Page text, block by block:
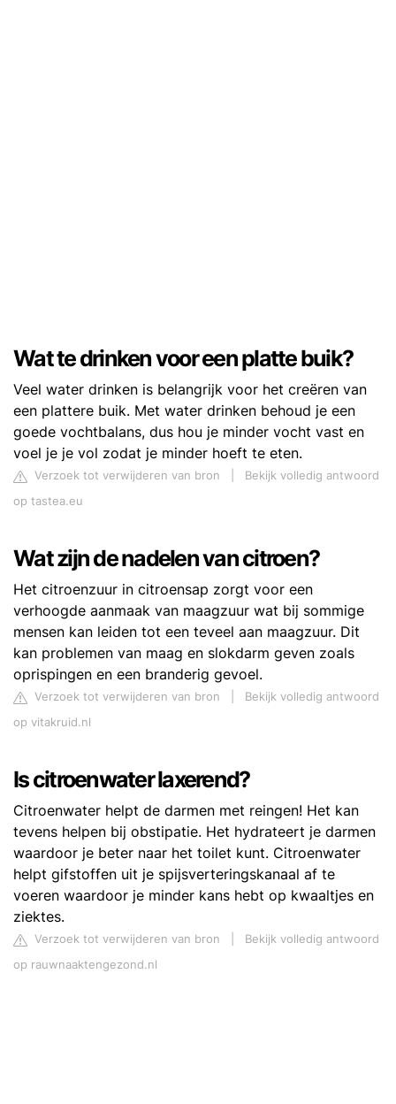
Wat te drinken voor een platte buik?
Veel water drinken is belangrijk voor het creëren van
een plattere buik. Met water drinken behoud je een
goede vochtbalans, dus hou je minder vocht vast en
voel je je vol zodat je minder hoeft te eten.
Verzoek tot verwijderen van bron
Bekijk volledig antwoord
op tastea.eu
Wat zijn de nadelen van citroen?
Het citroenzuur in citroensap zorgt voor een
verhoogde aanmaak van maagzuur wat bij sommige
mensen kan leiden tot een teveel aan maagzuur. Dit
kan problemen van maag en slokdarm geven zoals
oprispingen en een branderig gevoel.
Verzoek tot verwijderen van bron
Bekijk volledig antwoord
op vitakruid.nl
Is citroenwater laxerend?
Citroenwater helpt de darmen met reingen! Het kan
tevens helpen bij obstipatie. Het hydrateert je darmen
waardoor je beter naar het toilet kunt. Citroenwater
helpt gifstoffen uit je spijsverteringskanaal af te
voeren waardoor je minder kans hebt op kwaaltjes en
ziektes.
Verzoek tot verwijderen van bron
Bekijk volledig antwoord
op rauwnaaktengezond.nl